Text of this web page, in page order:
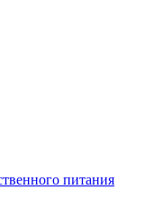
питания